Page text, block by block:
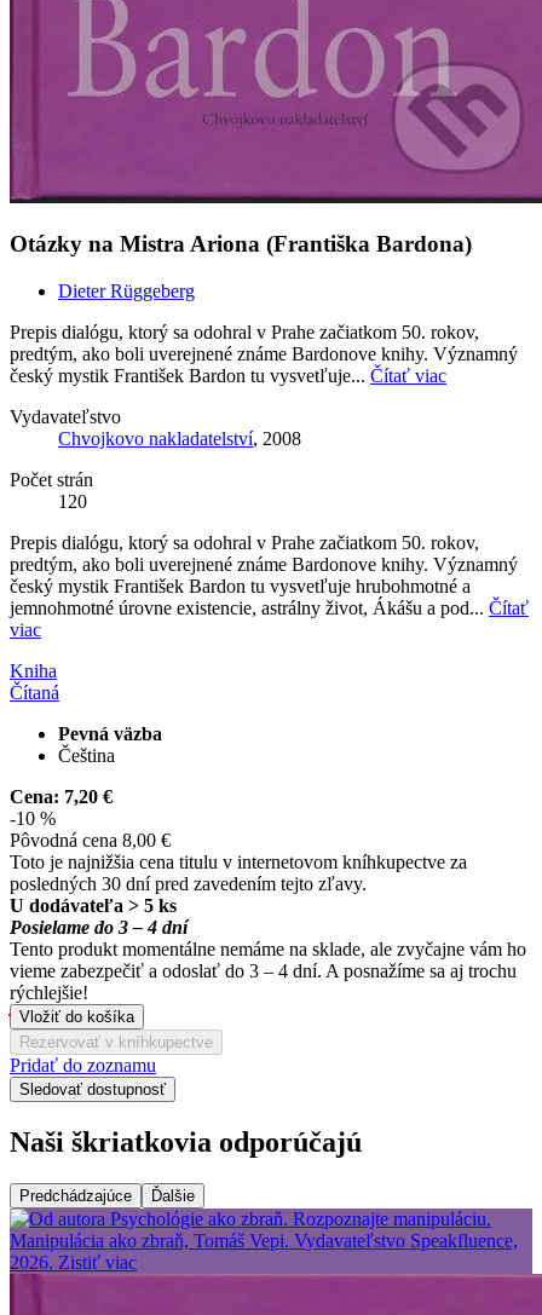
Otázky na Mistra Ariona (Františka Bardona)
Dieter Rüggeberg
Prepis dialógu, ktorý sa odohral v Prahe začiatkom 50. rokov,
predtým, ako boli uverejnené známe Bardonove knihy. Významný
český mystik František Bardon tu vysvetľuje... Čítať viac
Vydavateľstvo
Chvojkovo nakladatelství, 2008
Počet strán
120
Prepis dialógu, ktorý sa odohral v Prahe začiatkom 50. rokov,
predtým, ako boli uverejnené známe Bardonove knihy. Významný
český mystik František Bardon tu vysvetľuje hrubohmotné a
jemnohmotné úrovne existencie, astrálny život, Ákášu a pod... Čítať
viac
Kniha
Čítaná
Pevná väzba
Čeština
Cena: 7,20 €
-10 %
Pôvodná cena 8,00 €
Toto je najnižšia cena titulu v internetovom kníhkupectve za
posledných 30 dní pred zavedením tejto zľavy.
U dodávateľa > 5 ks
Posielame do 3 – 4 dní
Tento produkt momentálne nemáme na sklade, ale zvyčajne vám ho
vieme zabezpečiť a odoslať do 3 – 4 dní. A posnažíme sa aj trochu
rýchlejšie!
Vložiť do košíka
Rezervovať v kníhkupectve
Pridať do zoznamu
Sledovať dostupnosť
Naši škriatkovia odporúčajú
Predchádzajúce Ďalšie